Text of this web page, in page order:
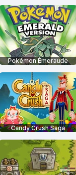
Pokémon Émeraude
Candy Crush Saga